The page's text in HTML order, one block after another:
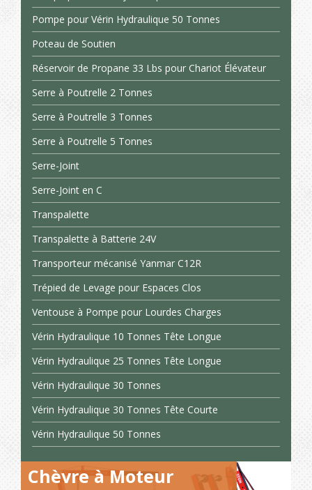
Pompe pour Vérin Hydraulique 50 Tonnes
Poteau de Soutien
Réservoir de Propane 33 Lbs pour Chariot Élévateur
Serre à Poutrelle 2 Tonnes
Serre à Poutrelle 3 Tonnes
Serre à Poutrelle 5 Tonnes
Serre-Joint
Serre-Joint en C
Transpalette
Transpalette à Batterie 24V
Transporteur mécanisé Yanmar C12R
Trépied de Levage pour Espaces Clos
Ventouse à Pompe pour Lourdes Charges
Vérin Hydraulique 10 Tonnes Tête Longue
Vérin Hydraulique 25 Tonnes Tête Longue
Vérin Hydraulique 30 Tonnes
Vérin Hydraulique 30 Tonnes Tête Courte
Vérin Hydraulique 50 Tonnes
Chèvre à Moteur